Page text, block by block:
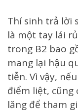
Thí sinh trả lời
là một tay lái
trong B2 bao
mang lại hậu
tiễn. Vì vậy,
điểm liệt, cũng
lăng để tham